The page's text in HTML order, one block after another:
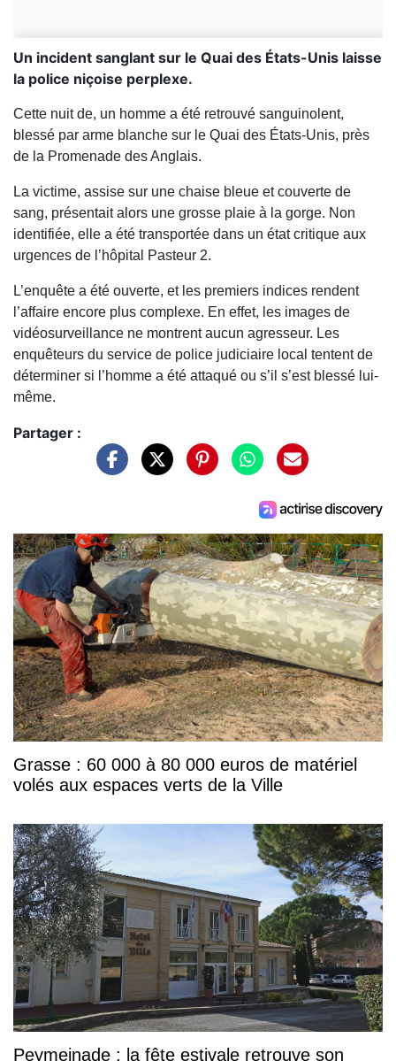
Un incident sanglant sur le Quai des États-Unis laisse
la police niçoise perplexe.
Cette nuit de, un homme a été retrouvé sanguinolent,
blessé par arme blanche sur le Quai des États-Unis, près
de la Promenade des Anglais.
La victime, assise sur une chaise bleue et couverte de
sang, présentait alors une grosse plaie à la gorge. Non
identifiée, elle a été transportée dans un état critique aux
urgences de l’hôpital Pasteur 2.
L’enquête a été ouverte, et les premiers indices rendent
l’affaire encore plus complexe. En effet, les images de
vidéosurveillance ne montrent aucun agresseur. Les
enquêteurs du service de police judiciaire local tentent de
déterminer si l’homme a été attaqué ou s’il s’est blessé lui-
même.
Partager :
Grasse : 60 000 à 80 000 euros de matériel
volés aux espaces verts de la Ville
Peymeinade : la fête estivale retrouve son